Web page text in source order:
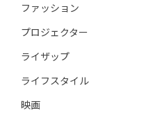
ファッション
プロジェクター
ライザップ
ライフスタイル
映画